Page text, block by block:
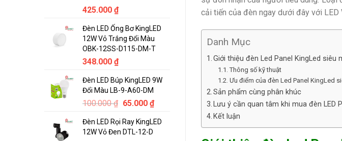
cải tiến của đèn ngay dưới đây với LED
Danh Mục
Giới thiệu đèn Led Panel KingLed siêu
Thông số kỹ thuật
Ưu điểm của đèn Led Panel KingLed
Sản phẩm cùng phân khúc
Lưu ý cần quan tâm khi mua đèn LED
Kết luận
425.000 ₫
Đèn LED Ống Bơ KingLED
12W Vỏ Trắng Đổi Màu
OBK-12SS-D115-DM-T
348.000 ₫
Đèn LED Búp KingLED 9W
Đổi Màu LB-9-A60-DM
100.000₫ Original
was:
100.000 ₫.
65.000 ₫Current
is:
Đèn LED Rọi Ray KingLED
12W Vỏ Đen DTL-12-D